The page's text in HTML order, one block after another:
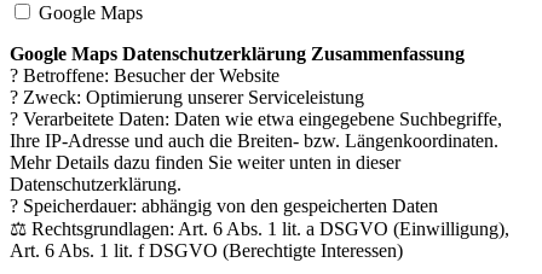
Google Maps
Google Maps Datenschutzerklärung Zusammenfassung
? Betroffene: Besucher der Website
? Zweck: Optimierung unserer Serviceleistung
? Verarbeitete Daten: Daten wie etwa eingegebene Suchbegriffe,
Ihre IP-Adresse und auch die Breiten- bzw. Längenkoordinaten.
Mehr Details dazu finden Sie weiter unten in dieser
Datenschutzerklärung.
? Speicherdauer: abhängig von den gespeicherten Daten
⚖️ Rechtsgrundlagen: Art. 6 Abs. 1 lit. a DSGVO (Einwilligung),
Art. 6 Abs. 1 lit. f DSGVO (Berechtigte Interessen)